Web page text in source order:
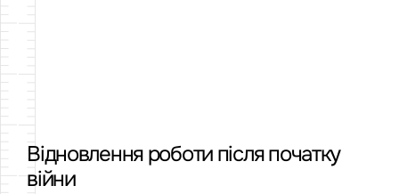
Відновлення роботи після початку
війни